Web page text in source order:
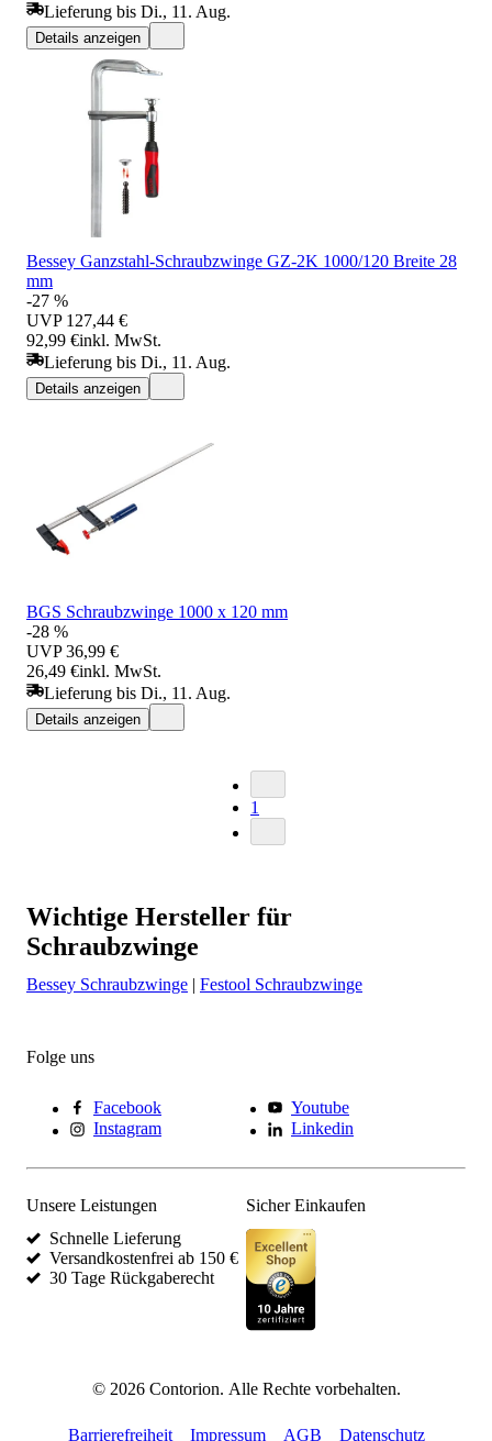
Lieferung bis Di., 11. Aug.
Details anzeigen
Bessey Ganzstahl-Schraubzwinge GZ-2K 1000/120 Breite 28
mm
-27 %
UVP 127,44 €
92,99 €inkl. MwSt.
Lieferung bis Di., 11. Aug.
Details anzeigen
BGS Schraubzwinge 1000 x 120 mm
-28 %
UVP 36,99 €
26,49 €inkl. MwSt.
Lieferung bis Di., 11. Aug.
Details anzeigen
1
Wichtige Hersteller für
Schraubzwinge
Bessey Schraubzwinge | Festool Schraubzwinge
Folge uns
Facebook
Youtube
Instagram
Linkedin
Unsere Leistungen
Schnelle Lieferung
Versandkostenfrei ab 150 €
30 Tage Rückgaberecht
Sicher Einkaufen
© 2026Contorion. Alle Rechte vorbehalten.
Barrierefreiheit Impressum AGB Datenschutz